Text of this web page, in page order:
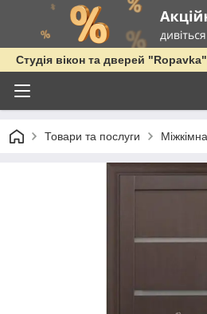
Студія вікон та дверей "Ropavka"
Товари та послуги